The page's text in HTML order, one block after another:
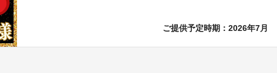
ご提供予定時期：2026年7月